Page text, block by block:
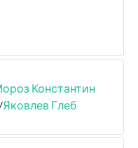
Константин
/Яковлев Глеб